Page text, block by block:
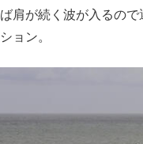
肩が続く波が入るの
ョン。